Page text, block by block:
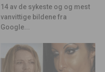
14 av de sykeste og og mest
vanvittige bildene fra
Google...